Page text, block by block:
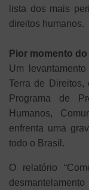
lista dos mais
direitos humanos.
Pior momento
Um
Terra de
Programa de
Humanos,
enfrenta uma
todo o Brasil.
O relatório